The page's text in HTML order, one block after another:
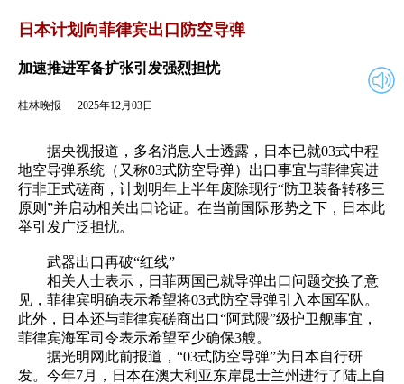
2025年12月03日
日本计划向菲律宾出口防空导弹
加速推进军备扩张引发强烈担忧
桂林晚报 2025年12月03日
据央视报道，多名消息人士透露，日本已就03式中程
地空导弹系统（又称03式防空导弹）出口事宜与菲律宾进
行非正式磋商，计划明年上半年废除现行“防卫装备转移三
原则”并启动相关出口论证。在当前国际形势之下，日本此
举引发广泛担忧。
武器出口再破“红线”
相关人士表示，日菲两国已就导弹出口问题交换了意
见，菲律宾明确表示希望将03式防空导弹引入本国军队。
此外，日本还与菲律宾磋商出口“阿武隈”级护卫舰事宜，
菲律宾海军司令表示希望至少确保3艘。
据光明网此前报道，“03式防空导弹”为日本自行研
发。今年7月，日本在澳大利亚东岸昆士兰州进行了陆上自